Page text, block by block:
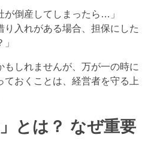
が倒産してしまったら…」
り入れがある場合、担保にした
もしれませんが、万が一の時に
ておくことは、経営者を守る上
」とは？ なぜ重要